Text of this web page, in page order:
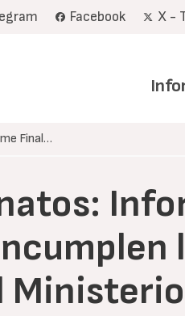
Facebook X -
Final…